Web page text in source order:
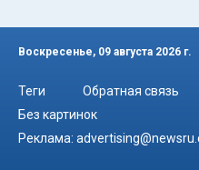
Воскресенье, 09 августа 2026 г.
Теги Обратная связь
Без картинок
Реклама: